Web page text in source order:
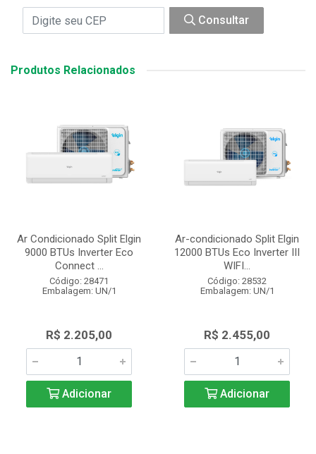
Consultar
Produtos Relacionados
Ar Condicionado Split Elgin
9000 BTUs Inverter Eco
Connect ...
Código: 28471
Embalagem: UN/1
R$ 2.205,00
Adicionar
Ar-condicionado Split Elgin
12000 BTUs Eco Inverter III
WIFI...
Código: 28532
Embalagem: UN/1
R$ 2.455,00
Adicionar